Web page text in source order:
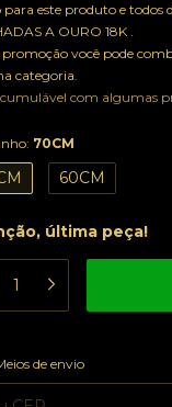
para este produto e todos
A OURO 18K .
promoção você pode
categoria.
com algumas
70CM
60CM
última peça!
para o CEP:
de envio